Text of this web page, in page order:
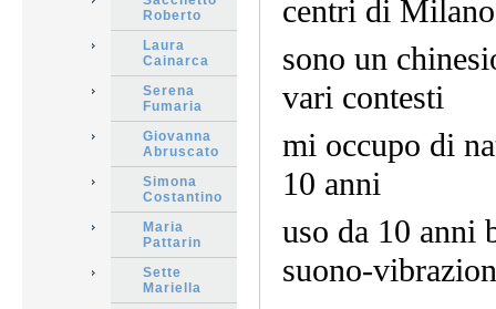
Roberto
Laura
Cainarca
Serena
Fumaria
Giovanna
Abruscato
Simona
Costantino
Maria
Pattarin
Sette
Mariella
centri di Milano
sono un
vari contesti
mi occupo di
10 anni
uso da 10 anni
suono-